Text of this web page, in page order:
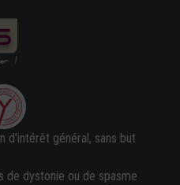
d'intérêt général, sans but
de dystonie ou de spasme